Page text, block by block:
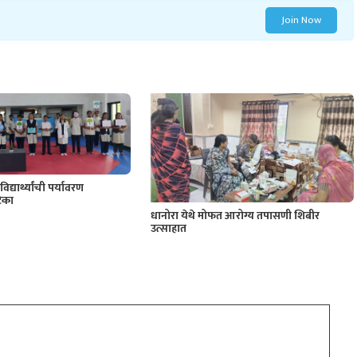
Join Now
पर्यावरण
धानोरा येथे मोफत आरोग्य तपासणी शिबीर
उत्साहात